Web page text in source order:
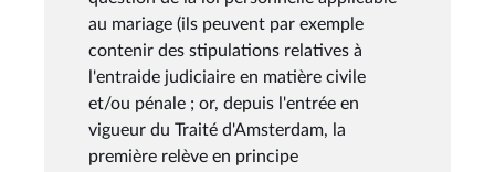
au mariage (ils peuvent par exemple
contenir des stipulations relatives à
l'entraide judiciaire en matière civile
et/ou pénale ; or, depuis l'entrée en
vigueur du Traité d'Amsterdam, la
première relève en principe